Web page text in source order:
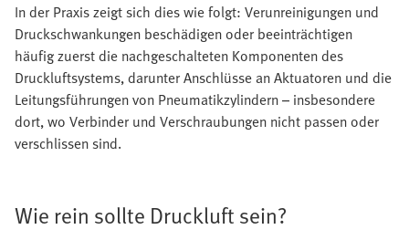
In der Praxis zeigt sich dies wie folgt: Verunreinigungen und
Druckschwankungen beschädigen oder beeinträchtigen
häufig zuerst die nachgeschalteten Komponenten des
Druckluftsystems, darunter Anschlüsse an Aktuatoren und die
Leitungsführungen von Pneumatikzylindern – insbesondere
dort, wo Verbinder und Verschraubungen nicht passen oder
verschlissen sind.
Wie rein sollte Druckluft sein?